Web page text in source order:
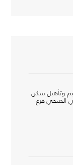
وتأهيل سكن
الصحي فرع